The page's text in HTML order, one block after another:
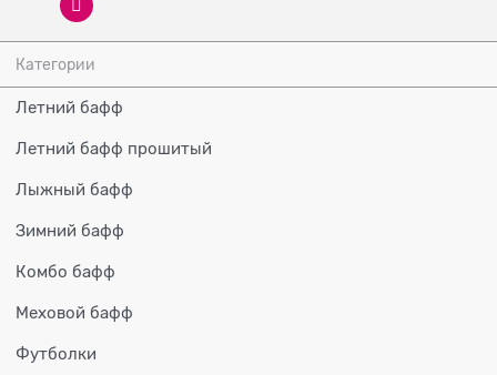
Категории
Летний бафф
Летний бафф прошитый
Лыжный бафф
Зимний бафф
Комбо бафф
Меховой бафф
Футболки